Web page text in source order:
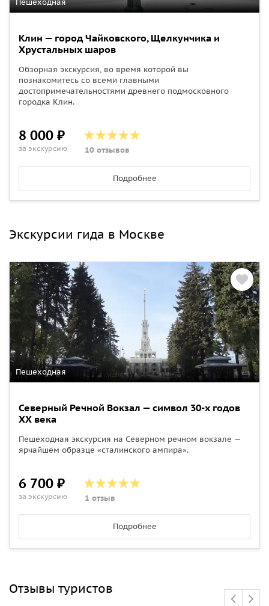
Пешеходная
Клин — город Чайковского, Щелкунчика и
Хрустальных шаров
Обзорная экскурсия, во время которой вы
познакомитесь со всеми главными
достопримечательностями древнего подмосковного
городка Клин.
8 000 ₽
за экскурсию 10 отзывов
Подробнее
Экскурсии гида в Москве
Пешеходная
Северный Речной Вокзал — символ 30-х годов
ХХ века
Пешеходная экскурсия на Северном речном вокзале —
ярчайшем образце «сталинского ампира».
6 700 ₽
за экскурсию 1 отзыв
Подробнее
Отзывы туристов